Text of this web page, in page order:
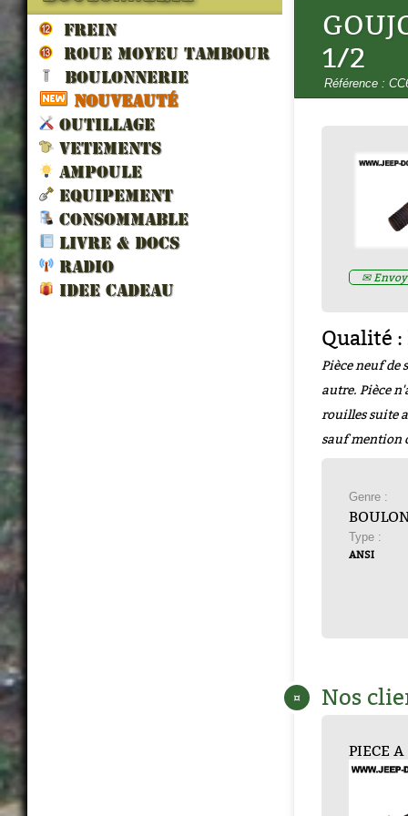
FREIN
ROUE MOYEU TAMBOUR
BOULONNERIE
NOUVEAUTÉ
OUTILLAGE
VETEMENTS
AMPOULE
EQUIPEMENT
CONSOMMABLE
LIVRE & DOCS
RADIO
IDEE CADEAU
1/2
Référence :
✉
Qualité :
Pièce neuf de
autre. Pièce
rouilles suite
sauf mention
Genre :
Type :
ANSI
LIBERATION par francois
¤ Nos
PIECE A
VIS 7/